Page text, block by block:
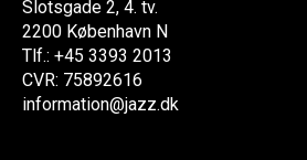
Slotsgade 2, 4. tv.
2200 København N
Tlf.: +45 3393 2013
CVR: 75892616
information@jazz.dk